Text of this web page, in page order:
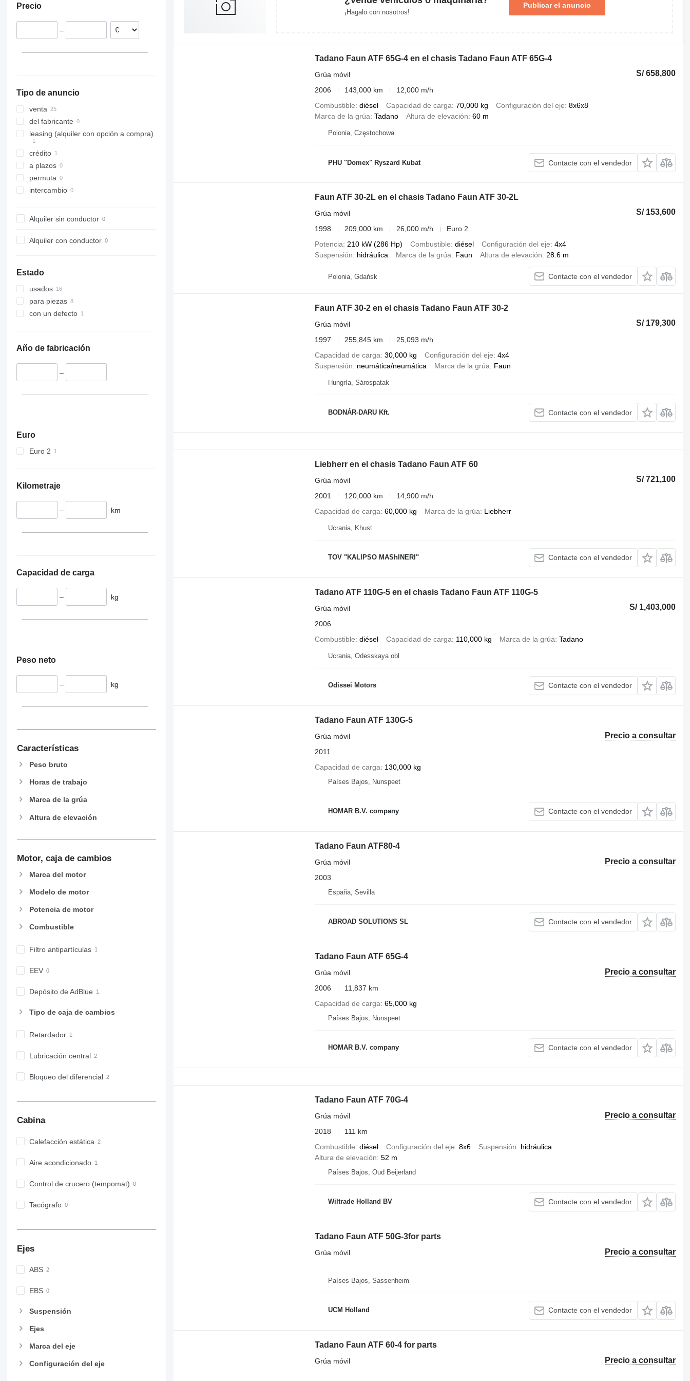
Hungría
Reino Unido
Precio
–
Tipo de anuncio
venta
del fabricante
leasing (alquiler con opción a compra)
crédito
a plazos
permuta
intercambio
Alquiler sin conductor
Alquiler con conductor
Estado
usados
para piezas
con un defecto
Año de fabricación
–
Euro
Euro 2
Kilometraje
– km
Capacidad de carga
– kg
Peso neto
– kg
Características
Peso bruto
Horas de trabajo
Marca de la grúa
Altura de elevación
Motor, caja de cambios
Marca del motor
Modelo de motor
Potencia de motor
Combustible
Filtro antipartículas
EEV
Depósito de AdBlue
Tipo de caja de cambios
Retardador
Lubricación central
Bloqueo del diferencial
Cabina
Calefacción estática
Aire acondicionado
Control de crucero (tempomat)
Tacógrafo
Ejes
ABS
EBS
Suspensión
Ejes
Marca del eje
Configuración del eje
¡Hagalo con nosotros!
Publicar el anuncio
Tadano Faun ATF 65G-4 en el chasis Tadano Faun ATF 65G-4
S/ 658,800
Grúa móvil
2006
143,000 km
12,000 m/h
Combustible diésel Capacidad de carga 70,000 kg Configuración del eje 8x6x8
Marca de la grúa Tadano Altura de elevación 60 m
Polonia, Częstochowa
PHU "Domex" Ryszard Kubat Contacte con el vendedor
Faun ATF 30-2L en el chasis Tadano Faun ATF 30-2L
S/ 153,600
Grúa móvil
1998
209,000 km 26,000 m/h
Euro 2
Potencia
210 kW (286 Hp) Combustible diésel Configuración del eje 4x4
Suspensión
hidráulica Marca de la grúa Faun Altura de elevación 28.6 m
Polonia, Gdańsk Contacte con el vendedor
Faun ATF 30-2 en el chasis Tadano Faun ATF 30-2
S/ 179,300
Grúa móvil
1997
255,845 km
25,093 m/h
Capacidad de carga 30,000 kg Configuración del eje 4x4
Suspensión
neumática/neumática Marca de la grúa Faun
Hungría, Sárospatak
BODNÁR-DARU Kft. Contacte con el vendedor
Liebherr en el chasis Tadano Faun ATF 60
S/ 721,100
Grúa móvil
2001
120,000 km
14,900 m/h
Capacidad de carga 60,000 kg Marca de la grúa Liebherr
Ucrania, Khust
TOV "KALIPSO MAShINERI" Contacte con el vendedor
Tadano ATF 110G-5 en el chasis Tadano Faun ATF 110G-5
S/ 1,403,000
Grúa móvil
2006
Combustible diésel Capacidad de carga 110,000 kg Marca de la grúa Tadano
Ucrania, Odesskaya obl
Odissei Motors Contacte con el vendedor
Tadano Faun ATF 130G-5
Precio a consultar
Grúa móvil
2011
Capacidad de carga
130,000 kg
Países Bajos, Nunspeet
HOMAR B.V. company Contacte con el vendedor
Tadano Faun ATF80-4
Precio a consultar
Grúa móvil
2003
España, Sevilla
ABROAD SOLUTIONS SL Contacte con el vendedor
Tadano Faun ATF 65G-4
Precio a consultar
Grúa móvil
2006
11,837 km
Capacidad de carga 65,000 kg
Países Bajos, Nunspeet
HOMAR B.V. company Contacte con el vendedor
Tadano Faun ATF 70G-4
Precio a consultar
Grúa móvil
2018
111 km
Combustible diésel Configuración del eje 8x6 Suspensión
hidráulica
Altura de elevación 52 m
Países Bajos, Oud Beijerland
Wiltrade Holland BV Contacte con el vendedor
Tadano Faun ATF 50G-3for parts
Precio a consultar
Grúa móvil
Países Bajos, Sassenheim
UCM Holland Contacte con el vendedor
Tadano Faun ATF 60-4 for parts
Precio a consultar
Grúa móvil